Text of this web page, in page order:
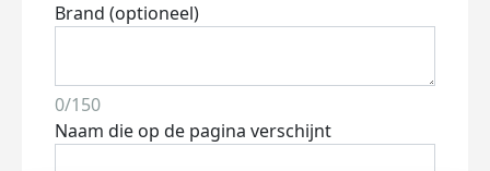
Brand (optioneel)
0/150
Naam die op de pagina verschijnt